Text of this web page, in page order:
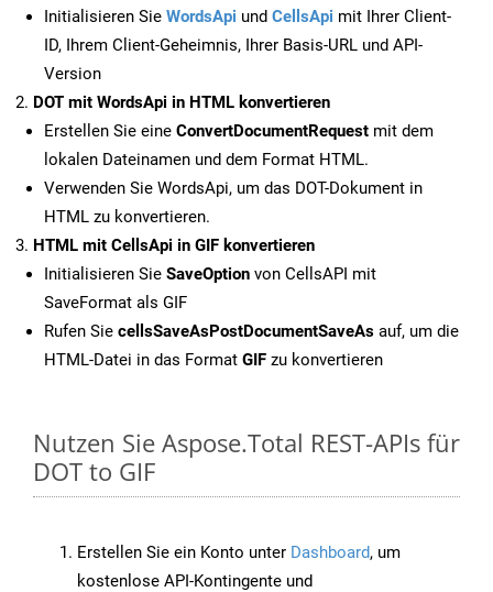
Initialisieren Sie WordsApi und CellsApi mit Ihrer Client-
ID, Ihrem Client-Geheimnis, Ihrer Basis-URL und API-
Version
DOT mit WordsApi in HTML konvertieren
Erstellen Sie eine ConvertDocumentRequest mit dem
lokalen Dateinamen und dem Format HTML.
Verwenden Sie WordsApi, um das DOT-Dokument in
HTML zu konvertieren.
HTML mit CellsApi in GIF konvertieren
Initialisieren Sie SaveOption von CellsAPI mit
SaveFormat als GIF
Rufen Sie cellsSaveAsPostDocumentSaveAs auf, um die
HTML-Datei in das Format GIF zu konvertieren
Nutzen Sie Aspose.Total REST-APIs für
DOT to GIF
Erstellen Sie ein Konto unter Dashboard, um
kostenlose API-Kontingente und